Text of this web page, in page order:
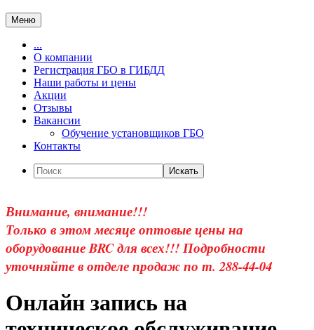
Меню
...
О компании
Регистрация ГБО в ГИБДД
Наши работы и цены
Акции
Отзывы
Вакансии
Обучение установщиков ГБО
Контакты
Искать
Внимание, внимание!!!
Только в этом меcяце оптовые цены на
оборудование BRC для всех!!! Подробности
уточняйте в отделе продаж по т. 288-44-04
Онлайн запись на